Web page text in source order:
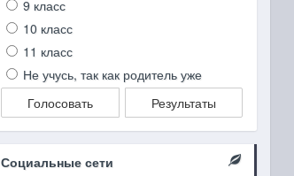
9 класс
10 класс
11 класс
Не учусь, так как родитель уже
Голосовать
Результаты
Социальные сети